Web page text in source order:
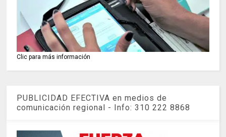
Clic para más información
PUBLICIDAD EFECTIVA en medios de
comunicación regional - Info: 310 222 8868